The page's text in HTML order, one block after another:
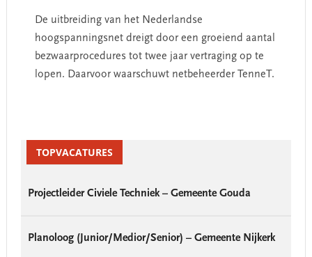
De uitbreiding van het Nederlandse
hoogspanningsnet dreigt door een groeiend aantal
bezwaarprocedures tot twee jaar vertraging op te
lopen. Daarvoor waarschuwt netbeheerder TenneT.
SidebarTOPVACATURES
Projectleider Civiele Techniek – Gemeente Gouda
Planoloog (Junior/Medior/Senior) – Gemeente Nijkerk